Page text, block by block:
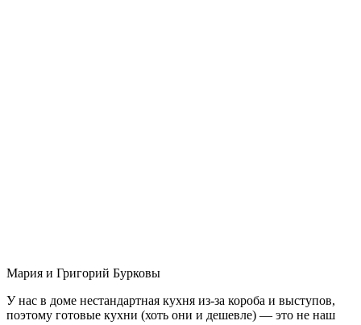
Мария и Григорий Бурковы
У нас в доме нестандартная кухня из-за короба и выступов,
поэтому готовые кухни (хоть они и дешевле) — это не наш